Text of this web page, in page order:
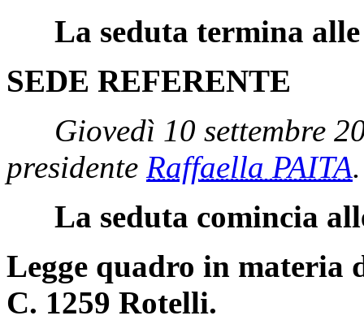
La seduta termina
SEDE REFERENTE
Giovedì 10 settembre
presidente Raffaella PAITA.
La seduta comincia
Legge quadro in materia
C. 1259 Rotelli.